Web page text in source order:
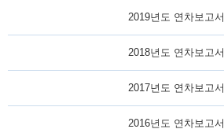
2019년도 연차보고서
2018년도 연차보고서
2017년도 연차보고서
2016년도 연차보고서